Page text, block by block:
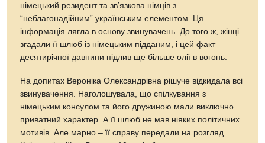
німецький резидент та зв’язкова німців з
“неблагонадійним” українським елементом. Ця
інформація лягла в основу звинувачень. До того ж, жінці
згадали її шлюб із німецьким підданим, і цей факт
десятирічної давнини підлив ще більше олії в вогонь.
На допитах Вероніка Олександрівна рішуче відкидала всі
звинувачення. Наголошувала, що спілкування з
німецьким консулом та його дружиною мали виключно
приватний характер. А її шлюб не мав ніяких політичних
мотивів. Але марно – її справу передали на розгляд